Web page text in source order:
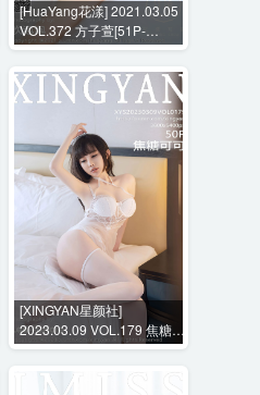
[HuaYang花漾] 2021.03.05
VOL.372 方子萱[51P-
503MB]
[XINGYAN星颜社]
2023.03.09 VOL.179 焦糖可
可 [50P-434MB]